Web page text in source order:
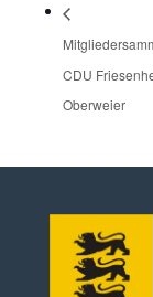
CDU
Oberweier